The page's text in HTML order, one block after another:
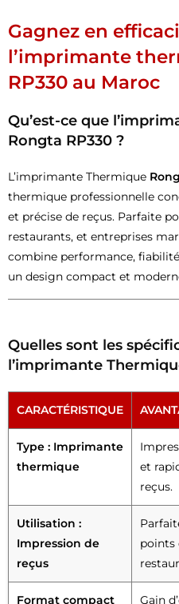
Gagnez en
l’imprimante
RP330 au Maroc
Qu’est-ce que
Rongta RP330 ?
L’imprimante Thermique
thermique professionnelle
et précise de reçus. Parfaite
restaurants, et entreprises
combine performance,
un design compact et
Quelles sont les
l’imprimante
CARACTÉRISTIQUE
Type : Imprimante
thermique
et
reçus.
Utilisation :
Impression de
reçus
points
Format compact Gain